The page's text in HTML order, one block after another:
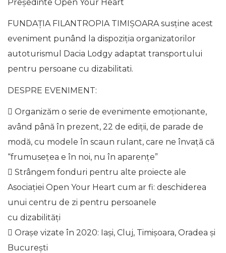
Preşedinte Open Your Heart
FUNDAȚIA FILANTROPIA TIMIȘOARA susține acest
eveniment punând la dispoziția organizatorilor
autoturismul Dacia Lodgy adaptat transportului
pentru persoane cu dizabilitati.
DESPRE EVENIMENT:
 Organizăm o serie de evenimente emoţionante,
având până în prezent, 22 de ediţii, de parade de
modă, cu modele în scaun rulant, care ne învaţă că
“frumuseţea e în noi, nu în aparenţe”
 Strângem fonduri pentru alte proiecte ale
Asociaţiei Open Your Heart cum ar fi: deschiderea
unui centru de zi pentru persoanele
cu dizabilităţi
 Oraşe vizate în 2020: Iaşi, Cluj, Timişoara, Oradea şi
Bucureşti